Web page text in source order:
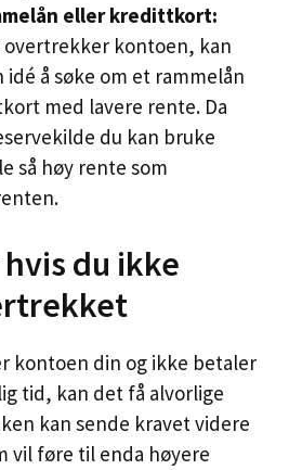
eller kredittkort:
overtrekker kontoen, kan
å søke om et rammelån
med lavere rente. Da
du kan bruke
så høy rente som
du ikke
kontoen din og ikke betaler
tid, kan det få alvorlige
kan sende kravet videre
vil føre til enda høyere